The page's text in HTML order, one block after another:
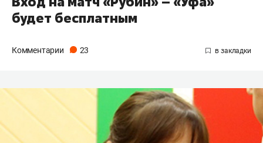
будет бесплатным
Комментарии 23